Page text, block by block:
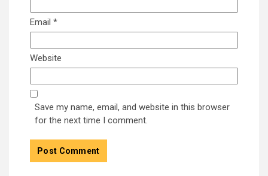
Email *
Website
Save my name, email, and website in this browser
for the next time I comment.